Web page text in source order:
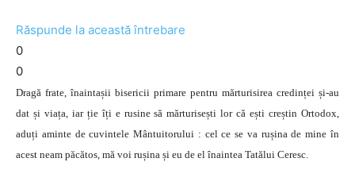
Răspunde la această întrebare
0
0
Dragă frate, înaintașii bisericii primare pentru mărturisirea credinței și-au
dat și viața, iar ție îți e rusine să mărturisești lor că ești creștin Ortodox,
aduți aminte de cuvintele Mântuitorului : cel ce se va rușina de mine în
acest neam păcătos, mă voi rușina și eu de el înaintea Tatălui Ceresc.